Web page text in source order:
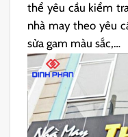
thể yêu cầu kiểm
nhà may theo yêu
sửa gam màu sắc,…